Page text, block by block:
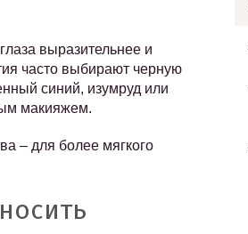
выразительнее и
часто выбирают черную
синий, изумруд или
макияжем.
– для более мягкого